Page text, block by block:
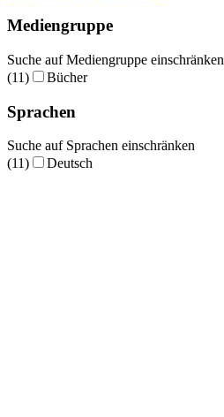
Mediengruppe
Suche auf Mediengruppe einschränken
(11)
Bücher
Sprachen
Suche auf Sprachen einschränken
(11)
Deutsch